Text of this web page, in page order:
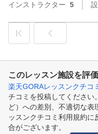
インストラクター 5
このレッスン施設を評
楽天GORAレッスンクチコ
チコミを投稿してください
ど）への差別、不適切な表
ッスンクチコミ利用規約
合がございます。